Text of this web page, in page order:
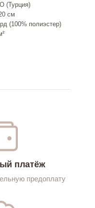
(Турция)
см
(100% полиэстер)
платёж
предоплату